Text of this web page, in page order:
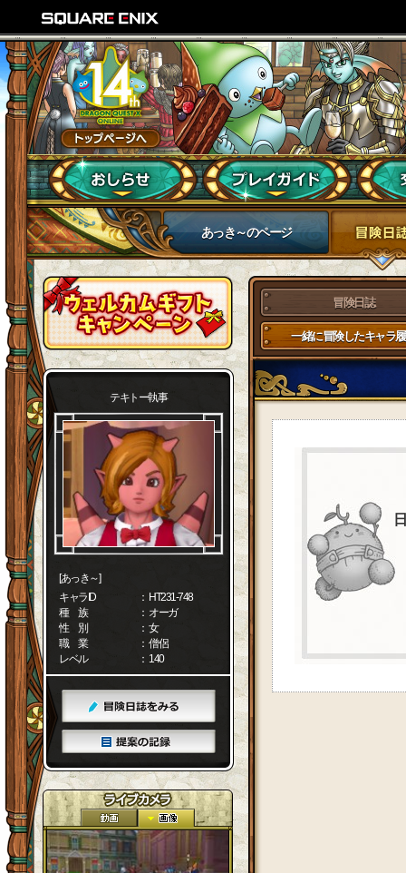
あっき～のページ
テキトー執事
[あっき～]
キャラID
： HT231-748
種 族
： オーガ
性 別
： 女
職 業
： 僧侶
レベル
： 140
冒険日誌
一緒に冒険したキャラ